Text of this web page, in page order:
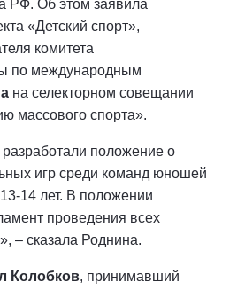
РФ. Об этом заявила
«Детский спорт»,
комитета
по международным
на селекторном совещании
массового спорта».
положение о
игр среди команд юношей
14 лет. В положении
проведения всех
– сказала Роднина.
Колобков, принимавший